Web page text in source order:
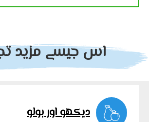
اس جیسے مزید
دیکھو اور بولو